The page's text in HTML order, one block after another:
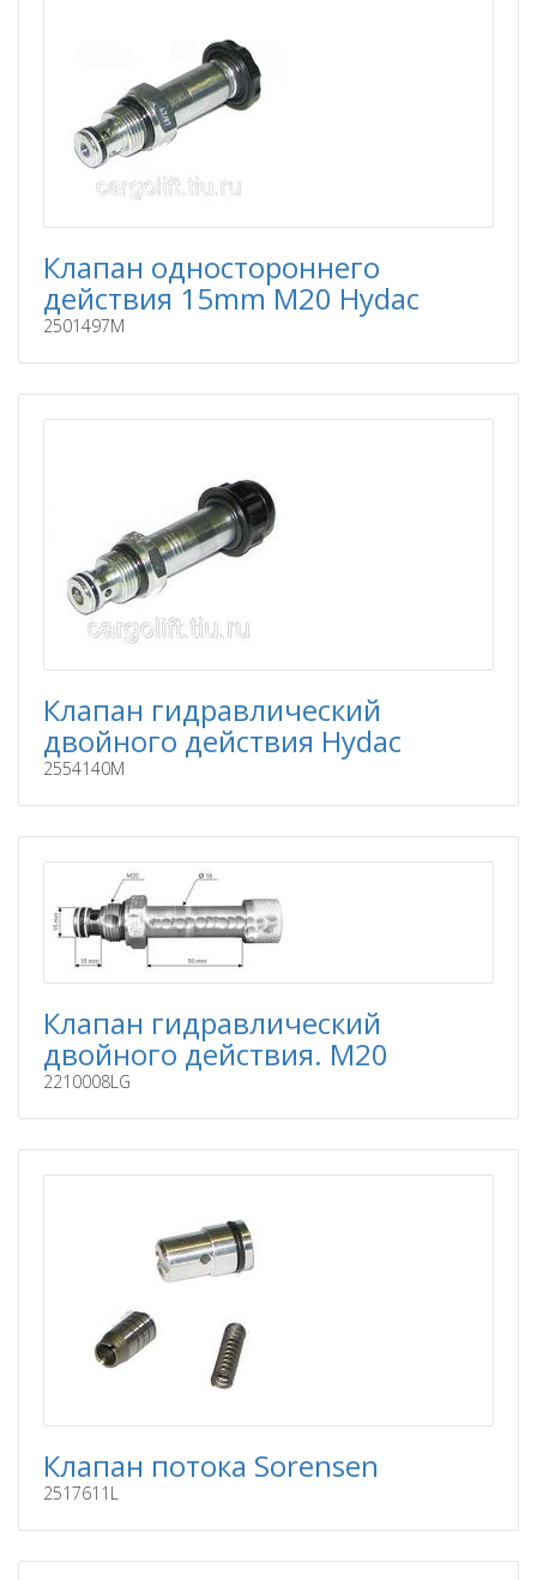
Клапан одностороннего
действия 15mm M20 Hydac
2501497M
Клапан гидравлический
двойного действия Hydac
2554140M
Клапан гидравлический
двойного действия. М20
2210008LG
Клапан потока Sorensen
2517611L